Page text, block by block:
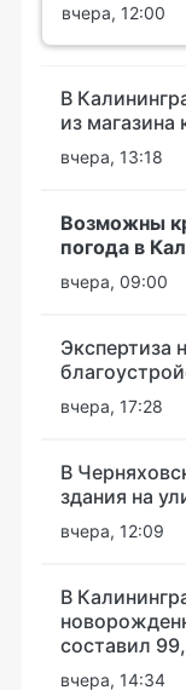
вчера, 12:00
В
из
вчера, 13:18
Возможны
погода в
вчера, 09:00
Экспертиза
вчера, 17:28
В
здания на
вчера, 12:09
В
составил
вчера, 14:34